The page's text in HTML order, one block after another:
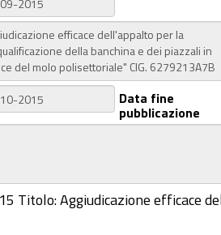
Data fine
pubblicazione
Titolo: Aggiudicazione efficace